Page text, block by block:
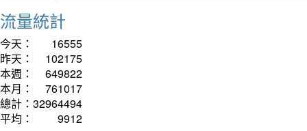
流量統計
今天：
16555
昨天：
102175
本週：
649822
本月：
761017
總計： 32964494
平均：
9912